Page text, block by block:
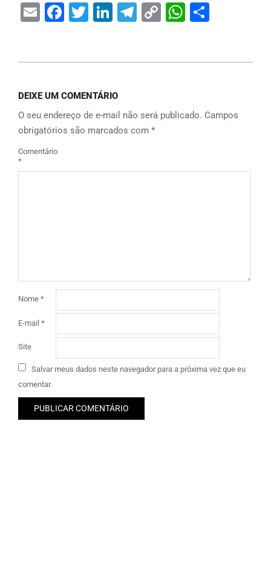
EmailFacebook
Twitter
LinkedIn
Telegram
Copy
DEIXE UM COMENTÁRIO
O seu endereço de e-mail não será publicado. Campos
obrigatórios são marcados com *
Comentário
*
Nome *
E-mail *
Site
Salvar meus dados neste navegador para a próxima vez que eu
comentar.